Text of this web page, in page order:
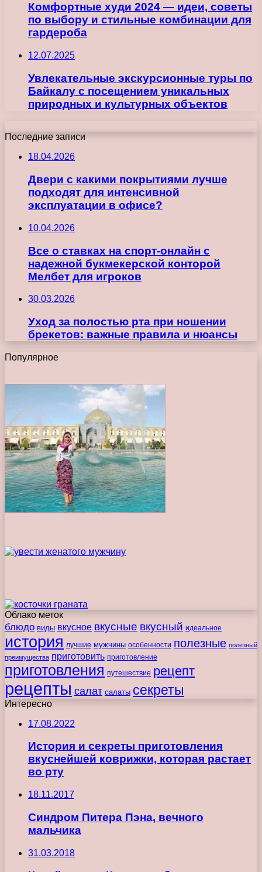
Комфортные худи 2024 — идеи, советы
по выбору и стильные комбинации для
гардероба
12.07.2025
Увлекательные экскурсионные туры по
Байкалу с посещением уникальных
природных и культурных объектов
Последние записи
18.04.2026
Двери с какими покрытиями лучше
подходят для интенсивной
эксплуатации в офисе?
10.04.2026
Все о ставках на спорт-онлайн с
надежной букмекерской конторой
Мелбет для игроков
30.03.2026
Уход за полостью рта при ношении
брекетов: важные правила и нюансы
Популярное
Облако меток
блюдо виды вкусное вкусные вкусный идеальное
история лучшие мужчины особенности полезные полезный
преимущества приготовить приготовление
приготовления путешествие рецепт
рецепты салат салаты секреты
Интересно
17.08.2022
История и секреты приготовления
вкуснейшей коврижки, которая растает
во рту
18.11.2017
Синдром Питера Пэна, вечного
мальчика
31.03.2018